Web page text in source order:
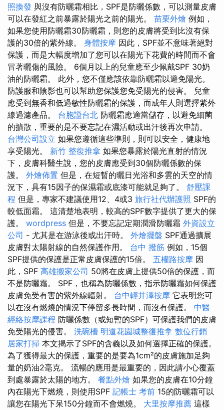
照換發 與沒有防曬霜相比，SPF是防曬係數，可以測量皮膚
可以在發紅之前暴露於陽光之前的陽光。 苗栗外燴 例如，
如果您使用防曬霜30防曬霜，則您的皮膚將受到比沒有保
護的30倍的紫外線。 身體按摩 因此，SPF並不意味著絕對
保護，而是大幅度增加了您可以在陽光下花費的時間而不會
冒著曬傷的風險。 6個月以上的兒童應至少佩戴SPF 30奶
油的防曬霜。 此外，您不僅應該依靠防曬霜以避免陽光。
防護服和陰影也可以幫助您保護您免受陽光的侵害。 兒童
應受到無香和低過敏性防曬霜的保護，而成年人則選擇紫外
線過濾產品。 台胞證台北 防曬霜應適當儲存，以避免細菌
的擴散，重要的是不要忘記在濕活動或出汗後再次申請。
台灣公司設立 如果您遵循這些準則，則可以安全，健康地
享受陽光。 新竹 整復推拿 如果您暴露於陽光直射的情況
下，皮膚科醫生說，您的皮膚應受到30個防曬係數的保
護。 外燴佈置 但是，在短暫的曬日光浴和多雲的天空的情
況下，具有15因子的保濕霜或底漆可能就足夠了。 舒壓課
程 但是，專家不建議使用12、4或3 旅行社代辦護照 SPF的
較低面霜。 這清楚地表明，較高的SPF數字提供了更大的保
護。 wordpress 但是，不要忘記定期潤滑防曬霜 外資設立
公司 - 尤其是在游泳後或出汗時。 外燴擺盤 SPF通過擴展
皮膚對太陽射線的自然保護作用。 台中 撥筋 例如，15個
SPF提供的保護是正常皮膚保護的15倍。 五權路按摩 因
此，SPF 高雄搬家公司 50將在皮膚上提供50倍的保護，而
不是防曬霜。 SPF，也稱為防曬係數，指示防曬霜如何保護
皮膚免受有害的紫外線輻射。 台中輕井澤按摩 它表明您可
以在沒有燃燒的情況下停留多長時間，而沒有保護。 中醫
經絡按摩課程 防曬係數（或短暫的SPF）可保護我們的皮膚
免受陽光的侵害。 洗碗槽 明道花園城整復推拿 數位行銷
居家打掃 本文揭示了SPF的含義以及如何選擇正確的保護。
為了獲得最大的保護，重要的是要為1cm²的皮膚施加足夠
量的奶油2毫克。 流暢的應用是最重要的，因此請小心覆蓋
到處暴露於太陽的地方。 餐點外燴 如果您的皮膚在10分鐘
內在陽光下燃燒，則使用SPF 記帳士 考前 15的防曬霜可以
讓您在陽光下呆150分鐘而不會燃燒。 大里按摩推薦 這樣